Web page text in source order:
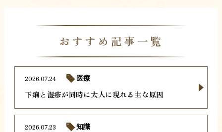
おすすめ記事一覧
下痢と湿疹が同時に大人に現れる主な原因
2026.07.24 医療
2026.07.23 知識